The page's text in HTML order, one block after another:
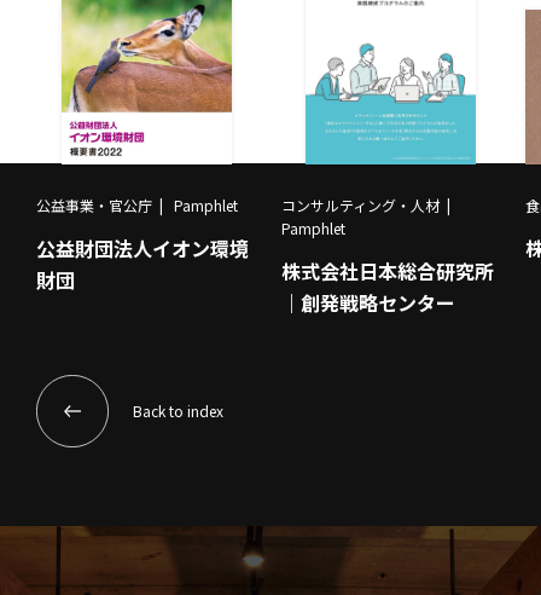
公益事業・官公庁 Pamphlet
公益財団法人イオン環境
財団
コンサルティング・人材
Pamphlet
株式会社日本総合研究所
｜創発戦略センター
Back to index